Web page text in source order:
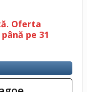
Oferta
pe 31